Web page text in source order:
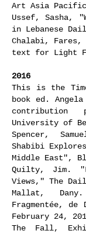
Art Asia
Ussef, Sasha,
in Lebanese
Chalabi,
text for Light
2016
This is the
book ed.
contribution
University of
Spencer,
Shabibi
Middle East",
Quilty, Jim.
Views," The
Mallat,
Fragmentée,
February 24,
The Fall,